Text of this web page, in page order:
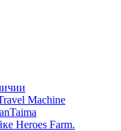
Machine
Heroes Farm.